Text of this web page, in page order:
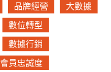
品牌經營
大數據
數位轉型
數據行銷
會員忠誠度